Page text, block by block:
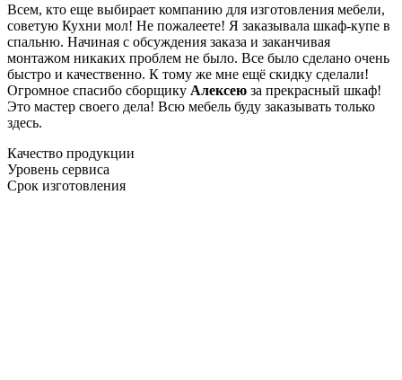
Всем, кто еще выбирает компанию для изготовления мебели,
советую Кухни мол! Не пожалеете! Я заказывала шкаф-купе в
спальню. Начиная с обсуждения заказа и заканчивая
монтажом никаких проблем не было. Все было сделано очень
быстро и качественно. К тому же мне ещё скидку сделали!
Огромное спасибо сборщику Алексею за прекрасный шкаф!
Это мастер своего дела! Всю мебель буду заказывать только
здесь.
Качество продукции
Уровень сервиса
Срок изготовления